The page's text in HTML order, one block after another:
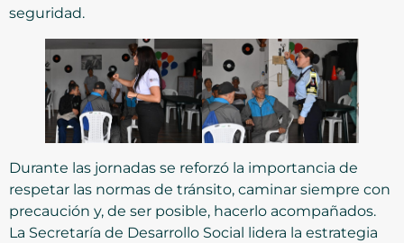
seguridad.
Durante las jornadas se reforzó la importancia de
respetar las normas de tránsito, caminar siempre con
precaución y, de ser posible, hacerlo acompañados.
La Secretaría de Desarrollo Social lidera la estrategia